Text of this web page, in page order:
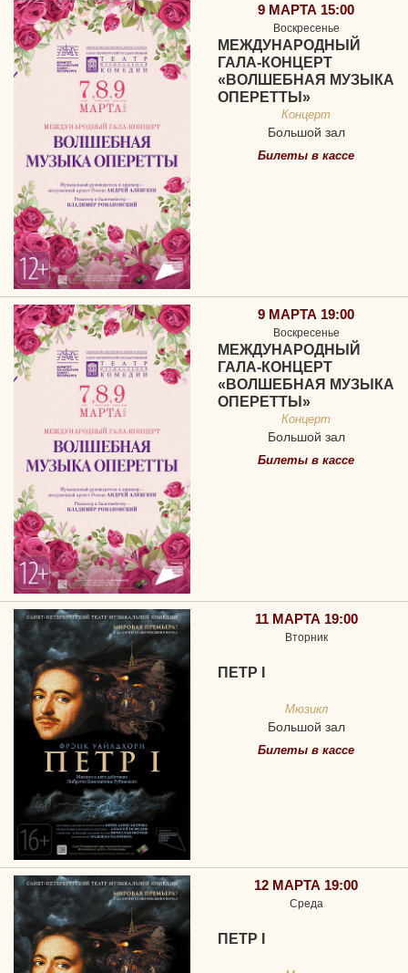
9 МАРТА 15:00
Воскресенье
МЕЖДУНАРОДНЫЙ
ГАЛА-КОНЦЕРТ
«ВОЛШЕБНАЯ МУЗЫКА
ОПЕРЕТТЫ»
Концерт
Большой зал
Билеты в кассе
9 МАРТА 19:00
Воскресенье
МЕЖДУНАРОДНЫЙ
ГАЛА-КОНЦЕРТ
«ВОЛШЕБНАЯ МУЗЫКА
ОПЕРЕТТЫ»
Концерт
Большой зал
Билеты в кассе
11 МАРТА 19:00
Вторник
ПЕТР I
Мюзикл
Большой зал
Билеты в кассе
12 МАРТА 19:00
Среда
ПЕТР I